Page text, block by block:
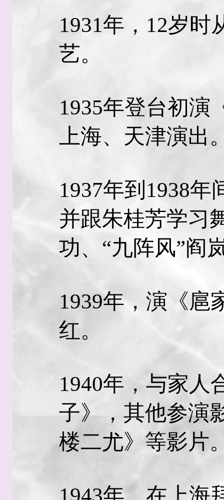
1931年，12岁时
艺。
1935年登台初演
上海、天津演出
1937年到1938
并跟朱桂芳学习
功、“九阵风”阎
1939年，演《扈
红。
1940年，与家人
子》，其他参演
楼二尤》等影片
1943年，在上海